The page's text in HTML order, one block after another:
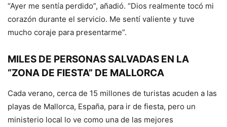
“Ayer me sentía perdido”, añadió. “Dios realmente tocó mi
corazón durante el servicio. Me sentí valiente y tuve
mucho coraje para presentarme”.
MILES DE PERSONAS SALVADAS EN LA
“ZONA DE FIESTA” DE MALLORCA
Cada verano, cerca de 15 millones de turistas acuden a las
playas de Mallorca, España, para ir de fiesta, pero un
ministerio local lo ve como una de las mejores